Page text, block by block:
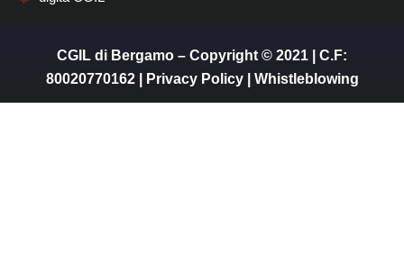
CGIL di Bergamo – Copyright © 2021 | C.F:
80020770162 |
Privacy Policy| Whistleblowing